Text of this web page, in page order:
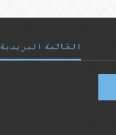
القائمة البريدية